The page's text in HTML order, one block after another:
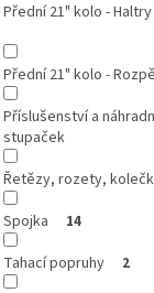
Přední 21" kolo - Haltry
Přední 21" kolo -
Příslušenství a
stupaček
Řetězy, rozety,
Spojka 14
Tahací popruhy 2